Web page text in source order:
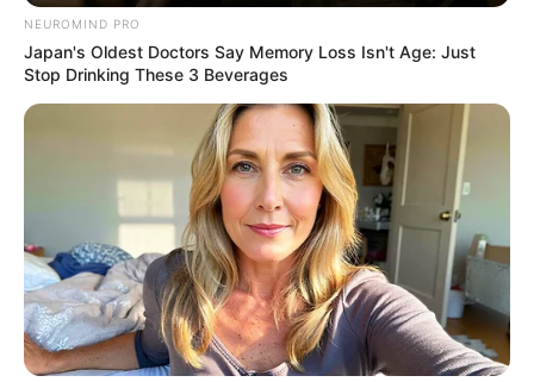
NEUROMIND PRO
Japan's Oldest Doctors Say Memory Loss Isn't Age: Just
Stop Drinking These 3 Beverages